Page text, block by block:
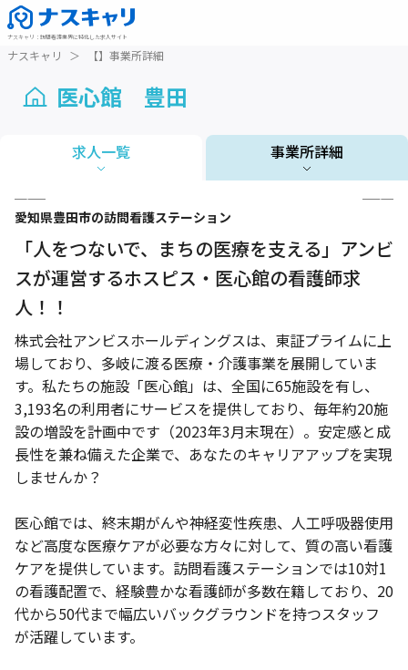
ナスキャリ ： 訪問看護業界に特化した求人サイト
ナスキャリ ＞ 【】事業所詳細
医心館 豊田
求人一覧 事業所詳細
1 / 3
愛知県豊田市の訪問看護ステーション
「人をつないで、まちの医療を支える」アンビ
スが運営するホスピス・医心館の看護師求
人！！
株式会社アンビスホールディングスは、東証プライムに上
場しており、多岐に渡る医療・介護事業を展開していま
す。私たちの施設「医心館」は、全国に65施設を有し、
3,193名の利用者にサービスを提供しており、毎年約20施
設の増設を計画中です（2023年3月末現在）。安定感と成
長性を兼ね備えた企業で、あなたのキャリアアップを実現
しませんか？
医心館では、終末期がんや神経変性疾患、人工呼吸器使用
など高度な医療ケアが必要な方々に対して、質の高い看護
ケアを提供しています。訪問看護ステーションでは10対1
の看護配置で、経験豊かな看護師が多数在籍しており、20
代から50代まで幅広いバックグラウンドを持つスタッフ
が活躍しています。